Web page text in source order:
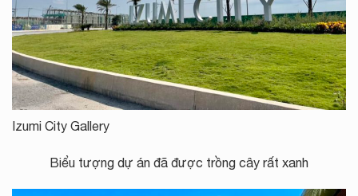
Izumi City Gallery
Biểu tượng dự án đã được trồng cây rất xanh